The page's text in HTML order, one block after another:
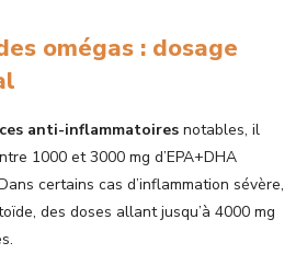
omégas : dosage
anti-inflammatoires notables, il
1000 et 3000 mg d’EPA+DHA
certains cas d’inflammation sévère,
des doses allant jusqu’à 4000 mg